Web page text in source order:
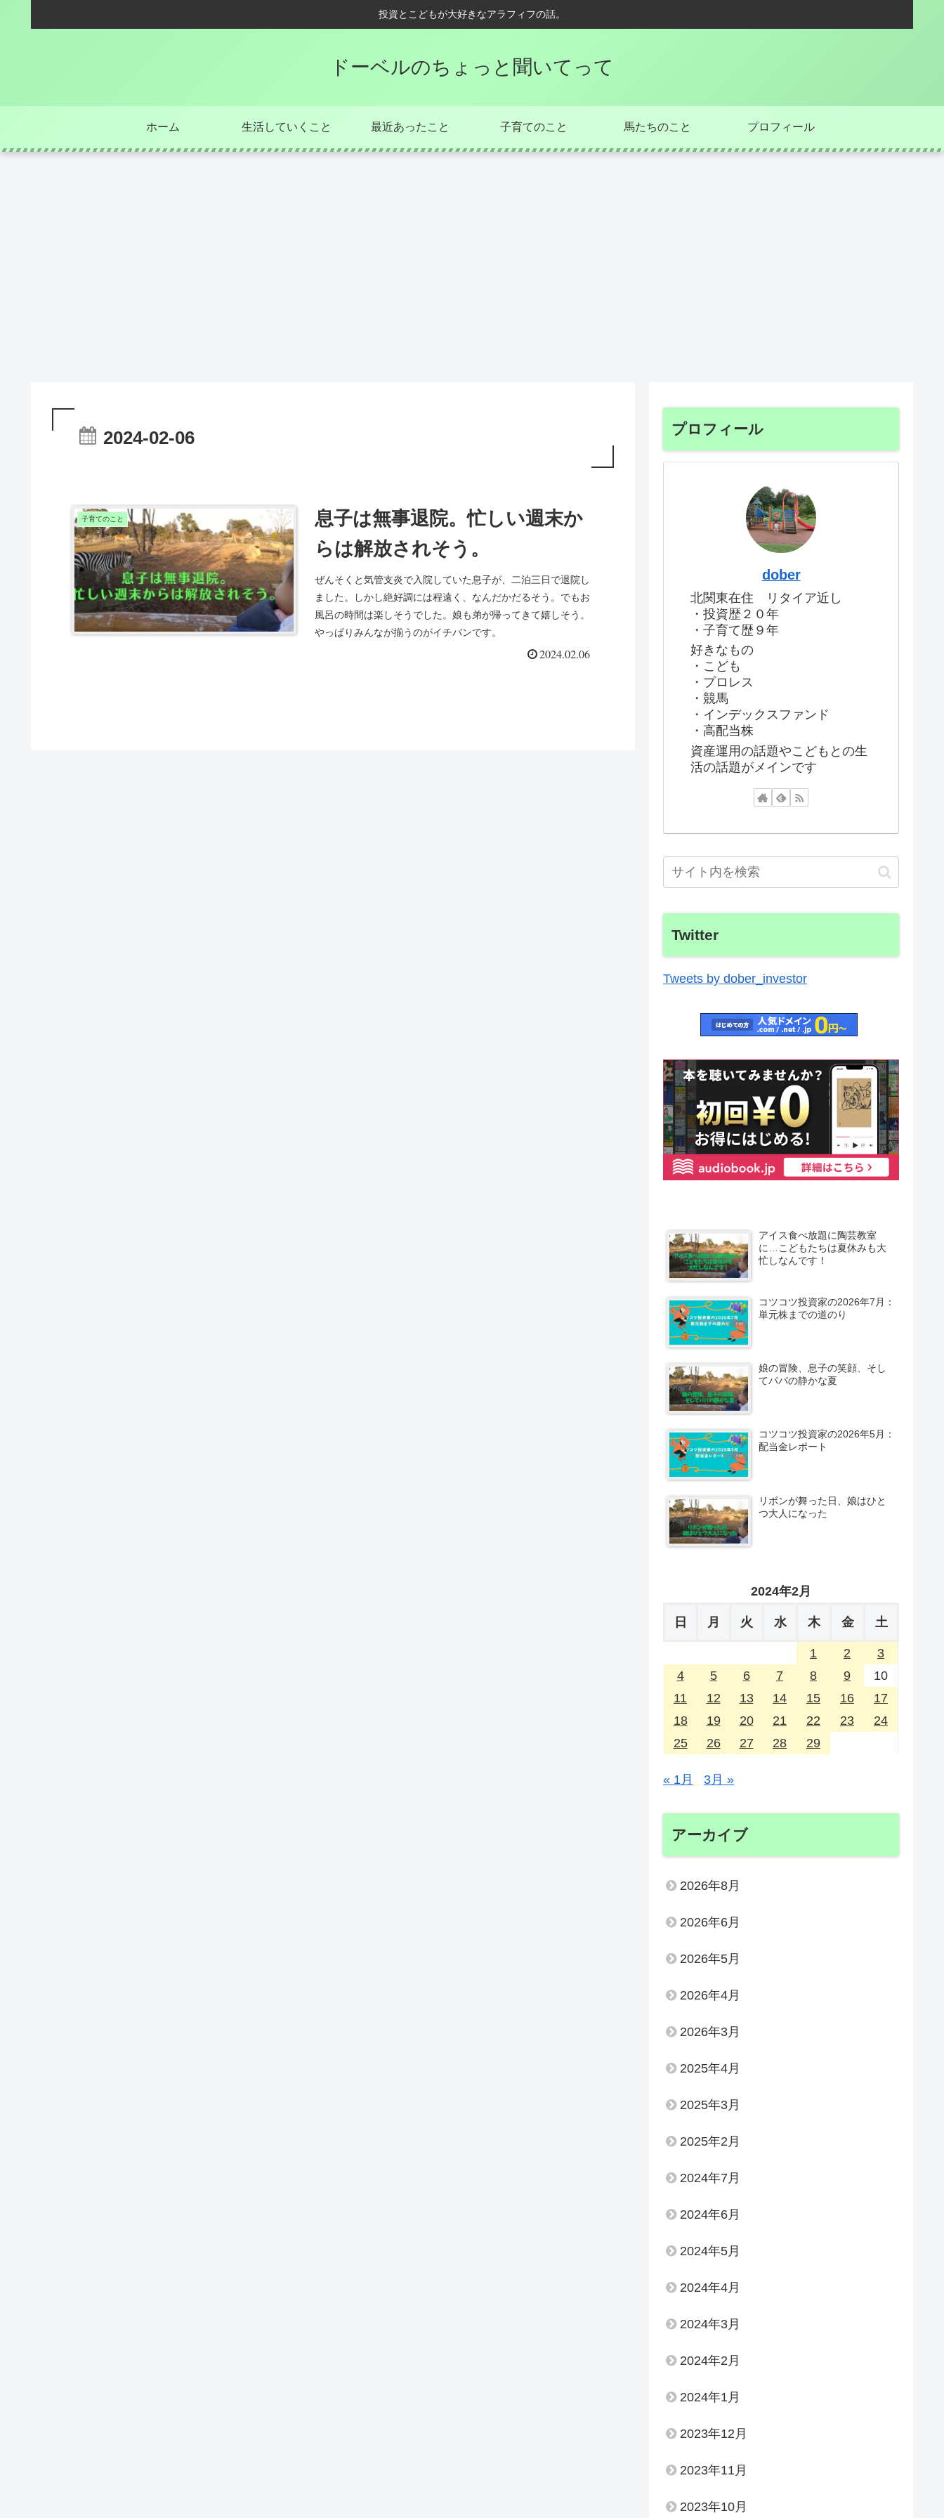
投資とこどもが大好きなアラフィフの話。
ドーベルのちょっと聞いてって
ホーム 生活していくこと 最近あったこと 子育てのこと 馬たちのこと プロフィール
2024-02-06
子育てのこと
息子は無事退院。忙しい週末か
らは解放されそう。
ぜんそくと気管支炎で入院していた息子が、二泊三日で退院し
ました。しかし絶好調には程遠く、なんだかだるそう。でもお
風呂の時間は楽しそうでした。娘も弟が帰ってきて嬉しそう。
やっぱりみんなが揃うのがイチバンです。
2024.02.06
プロフィール
dober
北関東在住 リタイア近し
・投資歴２０年
・子育て歴９年
好きなもの
・こども
・プロレス
・競馬
・インデックスファンド
・高配当株
資産運用の話題やこどもとの生
活の話題がメインです
Twitter
Tweets by dober_investor
アイス食べ放題に陶芸教室
に…こどもたちは夏休みも大
忙しなんです！
コツコツ投資家の2026年7月：
単元株までの道のり
娘の冒険、息子の笑顔、そし
てパパの静かな夏
コツコツ投資家の2026年5月：
配当金レポート
リボンが舞った日、娘はひと
つ大人になった
2024年2月
日 月 火 水 木 金 土
1 2
3
4
5 6 7 8 9
10
11
12 13 14 15 16
17
18
19 20 21 22 23
24
25
26 27 28 29
« 1月 3月 »
アーカイブ
2026年8月
2026年6月
2026年5月
2026年4月
2026年3月
2025年4月
2025年3月
2025年2月
2024年7月
2024年6月
2024年5月
2024年4月
2024年3月
2024年2月
2024年1月
2023年12月
2023年11月
2023年10月